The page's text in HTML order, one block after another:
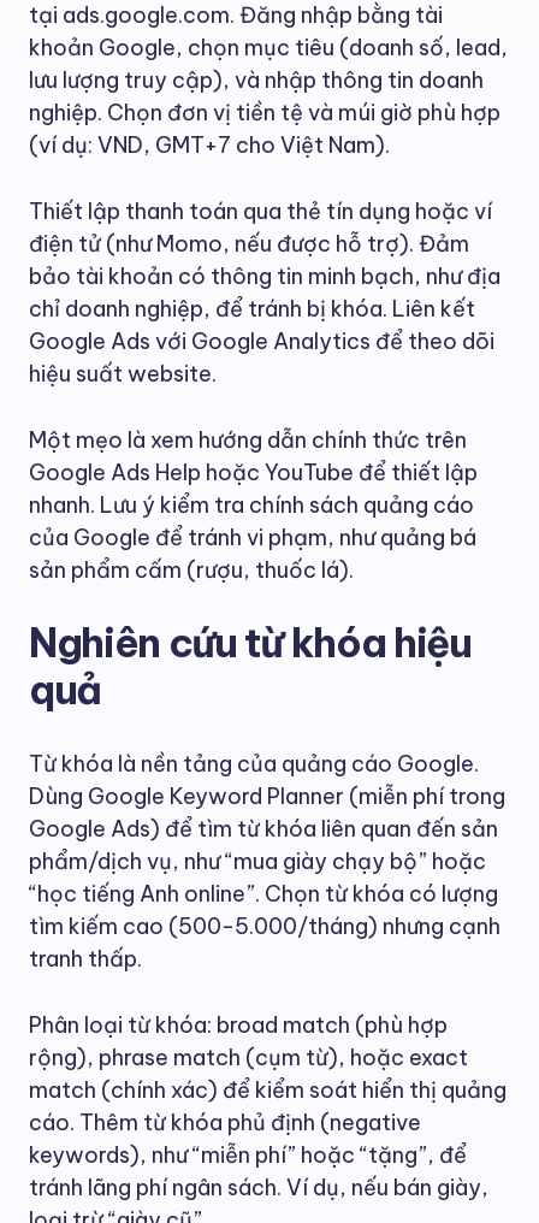
tại ads.google.com. Đăng nhập bằng tài
khoản Google, chọn mục tiêu (doanh số, lead,
lưu lượng truy cập), và nhập thông tin doanh
nghiệp. Chọn đơn vị tiền tệ và múi giờ phù hợp
(ví dụ: VND, GMT+7 cho Việt Nam).
Thiết lập thanh toán qua thẻ tín dụng hoặc ví
điện tử (như Momo, nếu được hỗ trợ). Đảm
bảo tài khoản có thông tin minh bạch, như địa
chỉ doanh nghiệp, để tránh bị khóa. Liên kết
Google Ads với Google Analytics để theo dõi
hiệu suất website.
Một mẹo là xem hướng dẫn chính thức trên
Google Ads Help hoặc YouTube để thiết lập
nhanh. Lưu ý kiểm tra chính sách quảng cáo
của Google để tránh vi phạm, như quảng bá
sản phẩm cấm (rượu, thuốc lá).
Nghiên cứu từ khóa hiệu
quả
Từ khóa là nền tảng của quảng cáo Google.
Dùng Google Keyword Planner (miễn phí trong
Google Ads) để tìm từ khóa liên quan đến sản
phẩm/dịch vụ, như “mua giày chạy bộ” hoặc
“học tiếng Anh online”. Chọn từ khóa có lượng
tìm kiếm cao (500-5.000/tháng) nhưng cạnh
tranh thấp.
Phân loại từ khóa: broad match (phù hợp
rộng), phrase match (cụm từ), hoặc exact
match (chính xác) để kiểm soát hiển thị quảng
cáo. Thêm từ khóa phủ định (negative
keywords), như “miễn phí” hoặc “tặng”, để
tránh lãng phí ngân sách. Ví dụ, nếu bán giày,